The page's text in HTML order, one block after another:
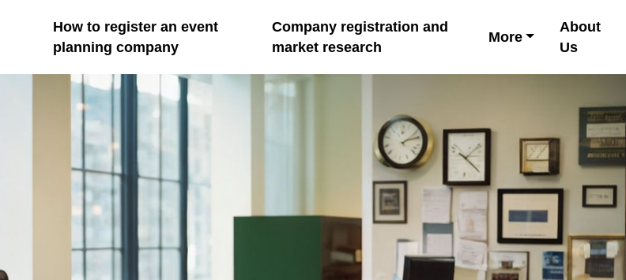
How to register an event
planning company
Company registration and
market research
More
About
Us